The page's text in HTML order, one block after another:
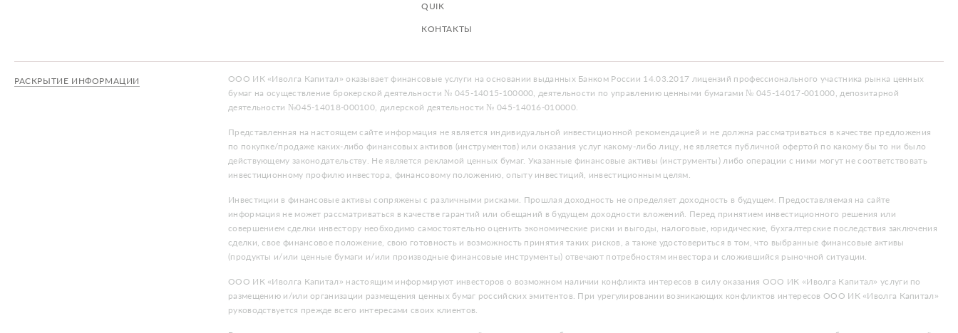
QUIK
КОНТАКТЫ
РАСКРЫТИЕ ИНФОРМАЦИИ
ООО ИК «Иволга Капитал» оказывает финансовые услуги на основании выданных Банком России 14.03.2017 лицензий профессионального участника рынка ценных
бумаг на осуществление брокерской деятельности № 045-14015-100000, деятельности по управлению ценными бумагами № 045-14017-001000, депозитарной
деятельности №045-14018-000100, дилерской деятельности № 045-14016-010000.
Представленная на настоящем сайте информация не является индивидуальной инвестиционной рекомендацией и не должна рассматриваться в качестве предложения
по покупке/продаже каких-либо финансовых активов (инструментов) или оказания услуг какому-либо лицу, не является публичной офертой по какому бы то ни было
действующему законодательству. Не является рекламой ценных бумаг. Указанные финансовые активы (инструменты) либо операции с ними могут не соответствовать
инвестиционному профилю инвестора, финансовому положению, опыту инвестиций, инвестиционным целям.
Инвестиции в финансовые активы сопряжены с различными рисками. Прошлая доходность не определяет доходность в будущем. Предоставляемая на сайте
информация не может рассматриваться в качестве гарантий или обещаний в будущем доходности вложений. Перед принятием инвестиционного решения или
совершением сделки инвестору необходимо самостоятельно оценить экономические риски и выгоды, налоговые, юридические, бухгалтерские последствия заключения
сделки, свое финансовое положение, свою готовность и возможность принятия таких рисков, а также удостовериться в том, что выбранные финансовые активы
(продукты и/или ценные бумаги и/или производные финансовые инструменты) отвечают потребностям инвестора и сложившийся рыночной ситуации.
ООО ИК «Иволга Капитал» настоящим информируют инвесторов о возможном наличии конфликта интересов в силу оказания ООО ИК «Иволга Капитал» услуги по
размещению и/или организации размещения ценных бумаг российских эмитентов. При урегулировании возникающих конфликтов интересов ООО ИК «Иволга Капитал»
руководствуется прежде всего интересами своих клиентов.